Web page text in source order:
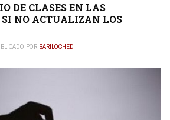
DE CLASES EN LAS
NO ACTUALIZAN LOS
POR BARILOCHED